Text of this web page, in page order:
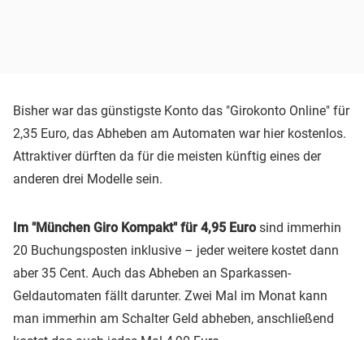
Bisher war das günstigste Konto das "Girokonto Online" für
2,35 Euro, das Abheben am Automaten war hier kostenlos.
Attraktiver dürften da für die meisten künftig eines der
anderen drei Modelle sein.
Im "München Giro Kompakt" für 4,95 Euro sind immerhin
20 Buchungsposten inklusive – jeder weitere kostet dann
aber 35 Cent. Auch das Abheben an Sparkassen-
Geldautomaten fällt darunter. Zwei Mal im Monat kann
man immerhin am Schalter Geld abheben, anschließend